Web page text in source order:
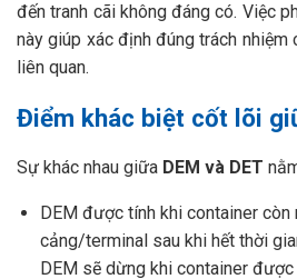
đến tranh cãi không đáng có. Việc
này giúp xác định đúng trách nhiệm
liên quan.
Điểm khác biệt cốt lõi
Sự khác nhau giữa DEM và DET
DEM được tính khi container còn
cảng/terminal sau khi hết thời
DEM sẽ dừng khi container